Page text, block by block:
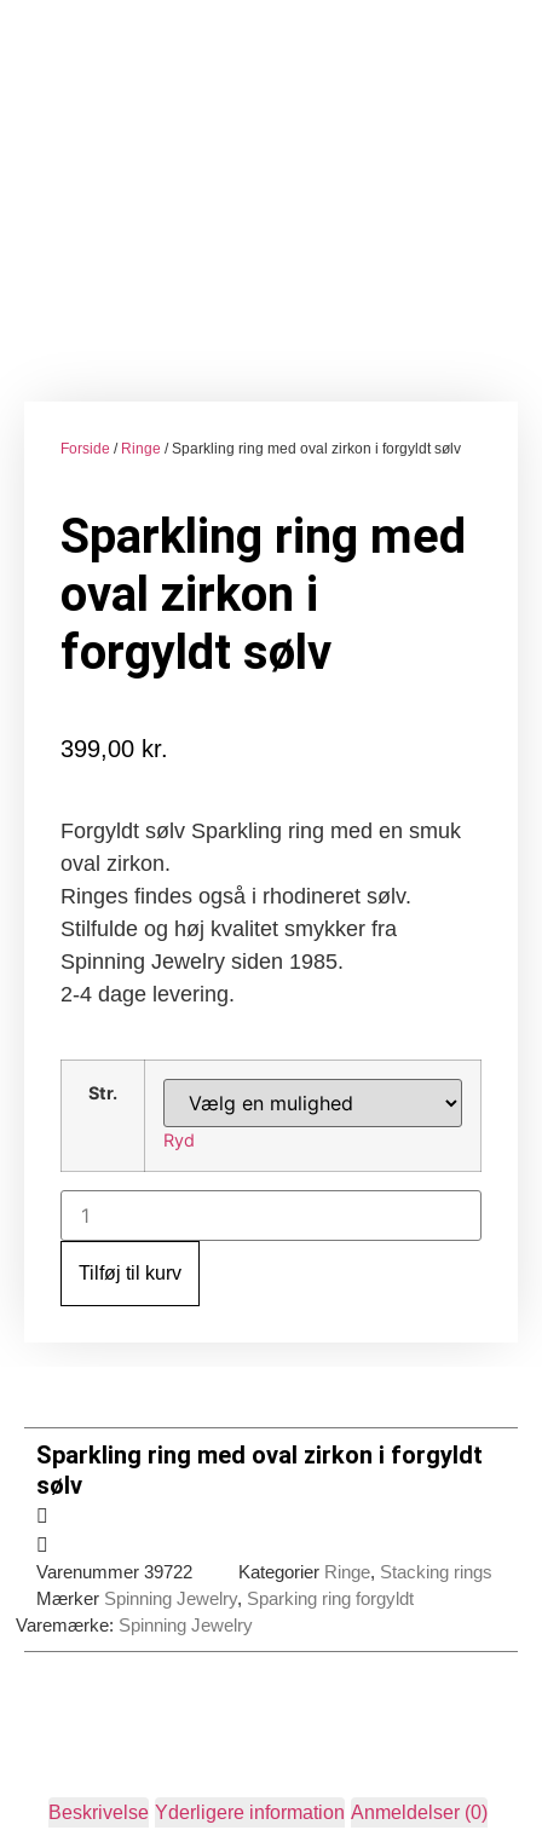
Forside / Ringe / Sparkling ring med oval zirkon i forgyldt sølv
Sparkling ring med
oval zirkon i
forgyldt sølv
399,00 kr.
Forgyldt sølv Sparkling ring med en smuk
oval zirkon.
Ringes findes også i rhodineret sølv.
Stilfulde og høj kvalitet smykker fra
Spinning Jewelry siden 1985.
2-4 dage levering.
Str.
Ryd
Sparkling
ring
med
zirkon
Tilføj til kurv
Sparkling ring med oval zirkon i forgyldt
sølv
Varenummer 39722 Kategorier Ringe, Stacking rings
Mærker Spinning Jewelry, Sparking ring forgyldt
Varemærke: Spinning Jewelry
Beskrivelse Yderligere information Anmeldelser (0)